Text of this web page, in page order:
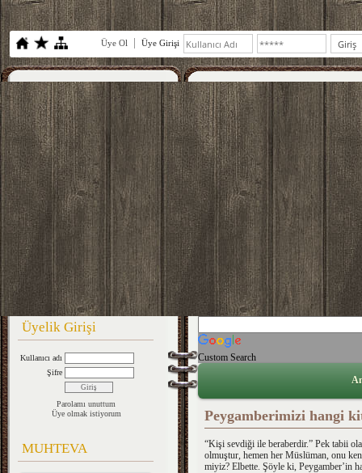
Üye Ol Üye Girişi
Üyelik Girişi
Kullanıcı adı
Şifre
Parolamı unuttum
Üye olmak istiyorum
MUHTEVA
Custom Search
Peygamberimizi hangi
“Kişi sevdiği ile beraberdir.” Pek tabii
olmuştur, hemen her Müslüman, onu
miyiz? Elbette. Şöyle ki, Peygamber’in